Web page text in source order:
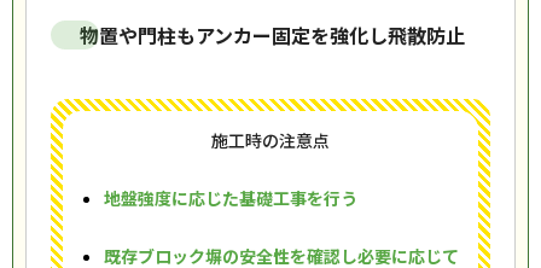
物置や門柱もアンカー固定を強化し飛散防止
施工時の注意点
地盤強度に応じた基礎工事を行う
既存ブロック塀の安全性を確認し必要に応じて